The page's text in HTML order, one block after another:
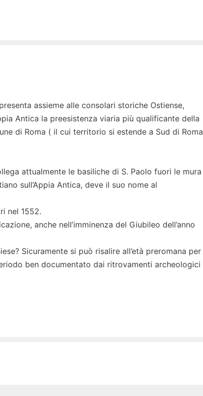
assieme alle consolari storiche Ostiense,
Antica la preesistenza viaria più qualificante della
di Roma ( il cui territorio si estende a Sud di Roma
attualmente le basiliche di S. Paolo fuori le mura
sull’Appia Antica, deve il suo nome al
nel 1552.
anche nell’imminenza del Giubileo dell’anno
Sicuramente si può risalire all’età preromana per
ben documentato dai ritrovamenti archeologici